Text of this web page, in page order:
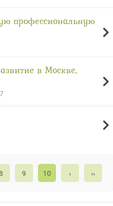
профессиональную
в Москве,
9 10 › ››